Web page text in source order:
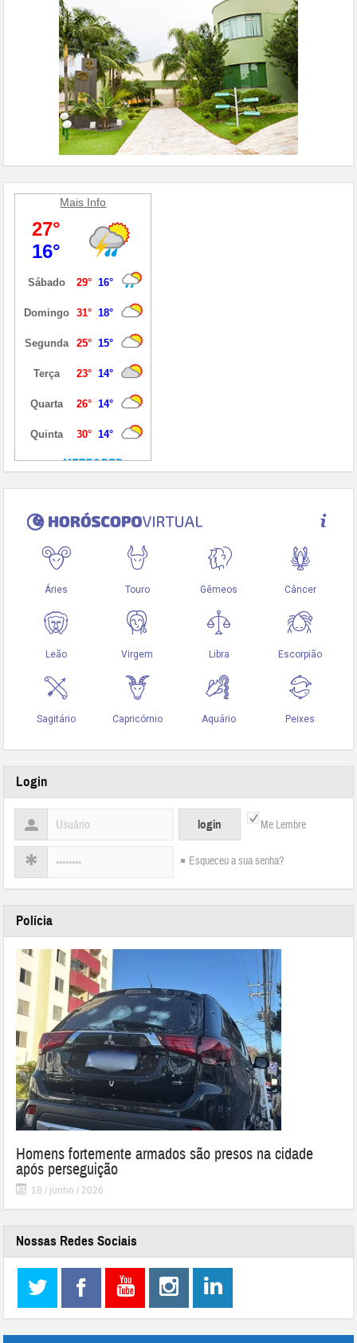
Mais Info
Login
Me Lembre
Esqueceu a sua senha?
Polícia
Homens fortemente armados são presos na cidade
após perseguição
18 / junho / 2026
Nossas Redes Sociais